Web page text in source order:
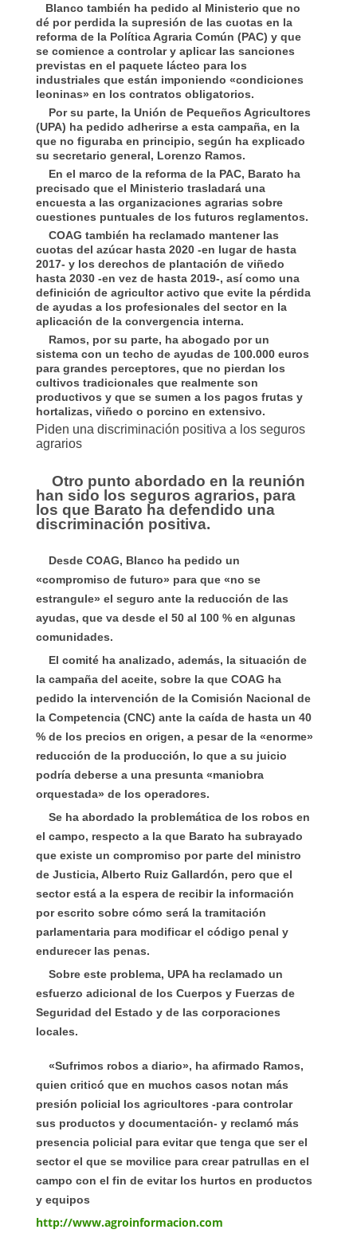
Blanco también ha pedido al Ministerio que no
dé por perdida la supresión de las cuotas en la
reforma de la Política Agraria Común (PAC) y que
se comience a controlar y aplicar las sanciones
previstas en el paquete lácteo para los
industriales que están imponiendo «condiciones
leoninas» en los contratos obligatorios.
Por su parte, la Unión de Pequeños Agricultores
(UPA) ha pedido adherirse a esta campaña, en la
que no figuraba en principio, según ha explicado
su secretario general, Lorenzo Ramos.
En el marco de la reforma de la PAC, Barato ha
precisado que el Ministerio trasladará una
encuesta a las organizaciones agrarias sobre
cuestiones puntuales de los futuros reglamentos.
COAG también ha reclamado mantener las
cuotas del azúcar hasta 2020 -en lugar de hasta
2017- y los derechos de plantación de viñedo
hasta 2030 -en vez de hasta 2019-, así como una
definición de agricultor activo que evite la pérdida
de ayudas a los profesionales del sector en la
aplicación de la convergencia interna.
Ramos, por su parte, ha abogado por un
sistema con un techo de ayudas de 100.000 euros
para grandes perceptores, que no pierdan los
cultivos tradicionales que realmente son
productivos y que se sumen a los pagos frutas y
hortalizas, viñedo o porcino en extensivo.
Piden una discriminación positiva a los seguros
agrarios
Otro punto abordado en la reunión
han sido los seguros agrarios, para
los que Barato ha defendido una
discriminación positiva.
Desde COAG, Blanco ha pedido un
«compromiso de futuro» para que «no se
estrangule» el seguro ante la reducción de las
ayudas, que va desde el 50 al 100 % en algunas
comunidades.
El comité ha analizado, además, la situación de
la campaña del aceite, sobre la que COAG ha
pedido la intervención de la Comisión Nacional de
la Competencia (CNC) ante la caída de hasta un 40
% de los precios en origen, a pesar de la «enorme»
reducción de la producción, lo que a su juicio
podría deberse a una presunta «maniobra
orquestada» de los operadores.
Se ha abordado la problemática de los robos en
el campo, respecto a la que Barato ha subrayado
que existe un compromiso por parte del ministro
de Justicia, Alberto Ruiz Gallardón, pero que el
sector está a la espera de recibir la información
por escrito sobre cómo será la tramitación
parlamentaria para modificar el código penal y
endurecer las penas.
Sobre este problema, UPA ha reclamado un
esfuerzo adicional de los Cuerpos y Fuerzas de
Seguridad del Estado y de las corporaciones
locales.
«Sufrimos robos a diario», ha afirmado Ramos,
quien criticó que en muchos casos notan más
presión policial los agricultores -para controlar
sus productos y documentación- y reclamó más
presencia policial para evitar que tenga que ser el
sector el que se movilice para crear patrullas en el
campo con el fin de evitar los hurtos en productos
y equipos
http://www.agroinformacion.com